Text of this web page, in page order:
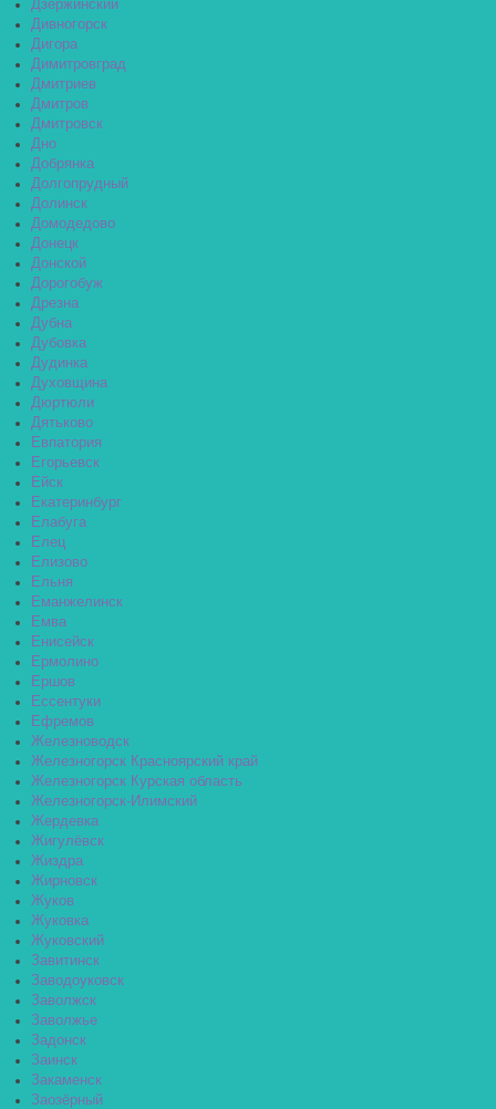
Дзержинский
Дивногорск
Дигора
Димитровград
Дмитриев
Дмитров
Дмитровск
Дно
Добрянка
Долгопрудный
Долинск
Домодедово
Донецк
Донской
Дорогобуж
Дрезна
Дубна
Дубовка
Дудинка
Духовщина
Дюртюли
Дятьково
Евпатория
Егорьевск
Ейск
Екатеринбург
Елабуга
Елец
Елизово
Ельня
Еманжелинск
Емва
Енисейск
Ермолино
Ершов
Ессентуки
Ефремов
Железноводск
Железногорск Красноярский край
Железногорск Курская область
Железногорск-Илимский
Жердевка
Жигулёвск
Жиздра
Жирновск
Жуков
Жуковка
Жуковский
Завитинск
Заводоуковск
Заволжск
Заволжье
Задонск
Заинск
Закаменск
Заозёрный